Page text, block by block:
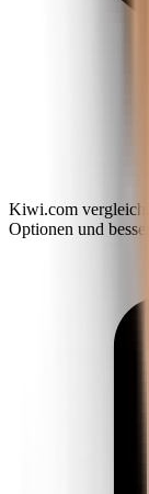
Kiwi.com
Optionen und